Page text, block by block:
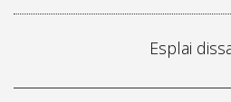
Esplai